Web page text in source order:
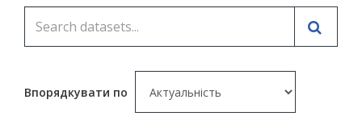
Впорядкувати по